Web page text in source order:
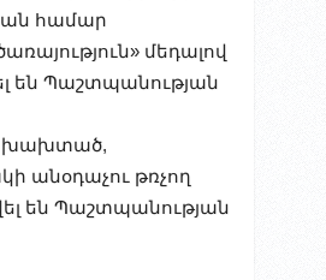
համար
մեդալով
են Պաշտպանության
խախտած,
անօդաչու թռչող
են Պաշտպանության